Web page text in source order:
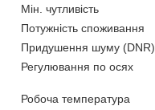
Мін. чутливість
Потужність споживання
Придушення шуму (DNR)
Регулювання по осях
Робоча температура